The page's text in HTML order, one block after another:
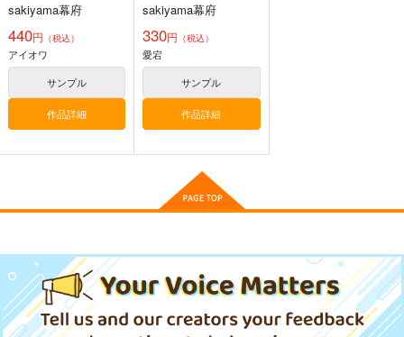
た～
さといも牧場
787円（税込）
暁
響 第六駆逐隊
さといも牧場
787円（税込）
響
第六駆逐隊
EINSATZ GRUPPE ＆
MANITOU
1,100 （税込）
艦隊これくしょん-艦これ-
sakiyama幕府
440円 （税込）
アイオワ
サンプル
作品詳細
sakiyama幕府
330円 （税込）
愛宕
サンプル
作品詳細